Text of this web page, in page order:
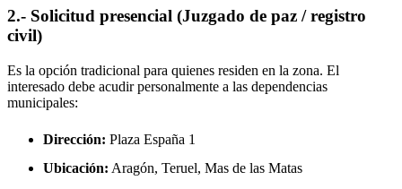
2.- Solicitud presencial (Juzgado de paz / registro
civil)
Es la opción tradicional para quienes residen en la zona. El
interesado debe acudir personalmente a las dependencias
municipales:
Dirección: Plaza España 1
Ubicación: Aragón, Teruel, Mas de las Matas